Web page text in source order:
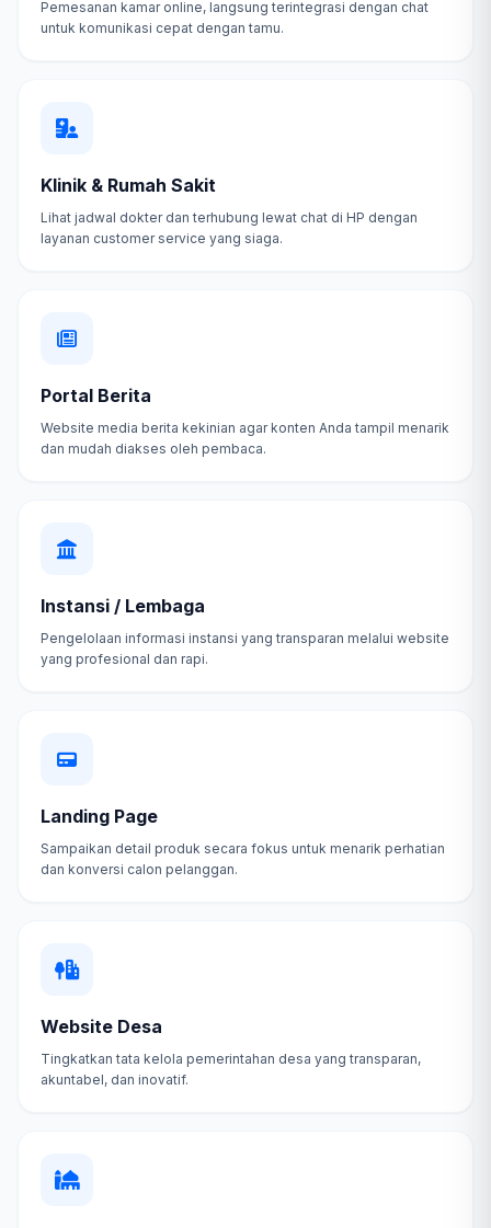
Pemesanan kamar online, langsung terintegrasi dengan chat
untuk komunikasi cepat dengan tamu.
Klinik & Rumah Sakit
Lihat jadwal dokter dan terhubung lewat chat di HP dengan
layanan customer service yang siaga.
Portal Berita
Website media berita kekinian agar konten Anda tampil menarik
dan mudah diakses oleh pembaca.
Instansi / Lembaga
Pengelolaan informasi instansi yang transparan melalui website
yang profesional dan rapi.
Landing Page
Sampaikan detail produk secara fokus untuk menarik perhatian
dan konversi calon pelanggan.
Website Desa
Tingkatkan tata kelola pemerintahan desa yang transparan,
akuntabel, dan inovatif.